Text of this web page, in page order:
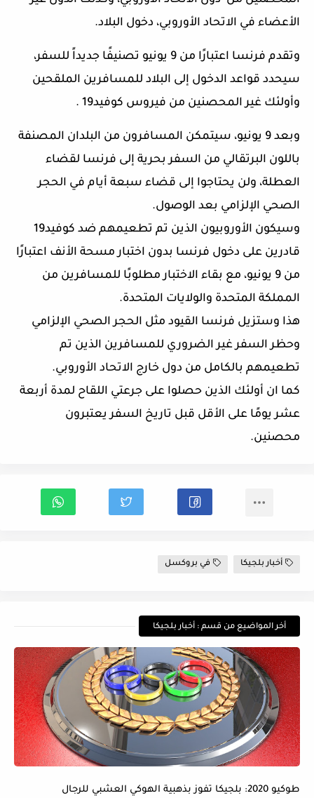
الأعضاء في الاتحاد الأوروبي، دخول البلاد.
وتقدم فرنسا اعتبارًا من 9 يونيو تصنيفًا جديداً للسفر،
سيحدد قواعد الدخول إلى البلاد للمسافرين الملقحين
وأولئك غير المحصنين من فيروس كوفيد19 .
وبعد 9 يونيو، سيتمكن المسافرون من البلدان المصنفة
باللون البرتقالي من السفر بحرية إلى فرنسا لقضاء
العطلة، ولن يحتاجوا إلى قضاء سبعة أيام في الحجر
الصحي الإلزامي بعد الوصول.
وسيكون الأوروبيون الذين تم تطعيمهم ضد كوفيد19
قادرين على دخول فرنسا بدون اختبار مسحة الأنف اعتبارًا
من 9 يونيو، مع بقاء الاختبار مطلوبًا للمسافرين من
المملكة المتحدة والولايات المتحدة.
هذا وستزيل فرنسا القيود مثل الحجر الصحي الإلزامي
وحظر السفر غير الضروري للمسافرين الذين تم
تطعيمهم بالكامل من دول خارج الاتحاد الأوروبي.
كما ان أولئك الذين حصلوا على جرعتي اللقاح لمدة أربعة
عشر يومًا على الأقل قبل تاريخ السفر يعتبرون
محصنين.
أخبار بلجيكا في بروكسل
أخر المواضيع من قسم : أخبار بلجيكا
طوكيو 2020: بلجيكا تفوز بذهبية الهوكي العشبي للرجال